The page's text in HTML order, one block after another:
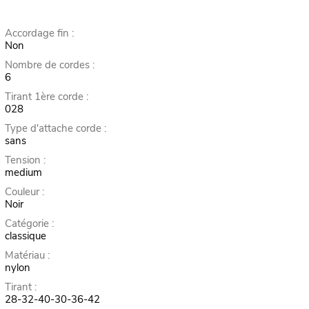
Accordage fin :
Non
Nombre de cordes :
6
Tirant 1ère corde :
028
Type d'attache corde :
sans
Tension :
medium
Couleur :
Noir
Catégorie :
classique
Matériau :
nylon
Tirant :
28-32-40-30-36-42